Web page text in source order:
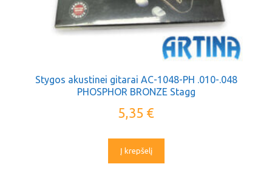
Stygos akustinei gitarai AC-1048-PH .010-.048
PHOSPHOR BRONZE Stagg
5,35 €
Į krepšelį